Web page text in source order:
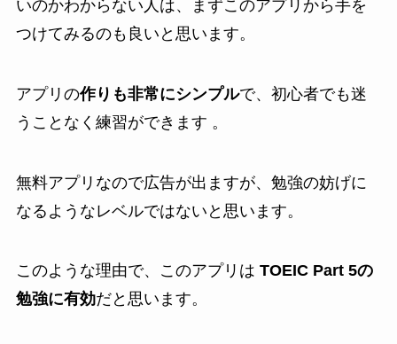
いのかわからない人は、まずこのアプリから手を
つけてみるのも良いと思います。
アプリの作りも非常にシンプルで、初心者でも迷
うことなく練習ができます 。
無料アプリなので広告が出ますが、勉強の妨げに
なるようなレベルではないと思います。
このような理由で、このアプリは TOEIC Part 5の
勉強に有効だと思います。